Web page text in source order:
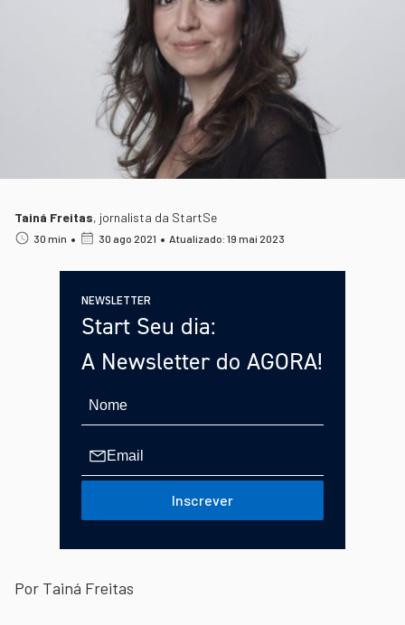
Tainá Freitas, jornalista da StartSe
30 min • 30 ago 2021 • Atualizado: 19 mai 2023
NEWSLETTER
Start Seu dia:
A Newsletter do AGORA!
Inscrever
Por Tainá Freitas